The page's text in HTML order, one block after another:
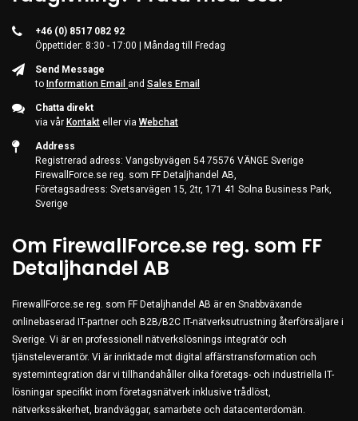
Electrical Supplies
Displays & Projectors
PC Components
Various
PC Systems
Supplies
Games & Leisure
AV & Multimedia
Photo & Video
Household & Garden
Office Supplies
Phones & PBX
Network Equipment
+46 (0) 8517 082 92
Öppettider: 8:30 - 17:00 | Måndag till Fredag
Send Message
to Information Email and Sales Email
Chatta direkt
via vår Kontakt eller via Webchat
Address
Registrerad adress: Vangsbyvägen 54 75576 VÄNGE Sverige
FirewallForce.se reg. som FF Detaljhandel AB,
Företagsadress: Svetsarvägen 15, 2tr, 171 41 Solna Business Park,
Sverige
Om FirewallForce.se reg. som FF
Detaljhandel AB
FirewallForce.se reg. som FF Detaljhandel AB är en Snabbväxande
onlinebaserad IT-partner och B2B/B2C IT-nätverksutrustning återförsäljare i
Sverige. Vi är en professionell nätverkslösnings integratör och
tjänsteleverantör. Vi är inriktade mot digital affärstransformation och
systemintegration där vi tillhandahåller olika företags- och industriella IT-
lösningar specifikt inom företagsnätverk inklusive trådlöst,
nätverkssäkerhet, brandväggar, samarbete och datacenterdomän.